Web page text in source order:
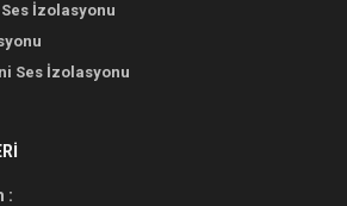
İzolasyonu
Ses İzolasyonu
: